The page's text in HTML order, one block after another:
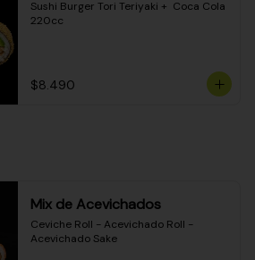
Sushi Burger Tori Teriyaki +  Coca Cola
220cc
$8.490
Mix de Acevichados
Ceviche Roll - Acevichado Roll -
Acevichado Sake